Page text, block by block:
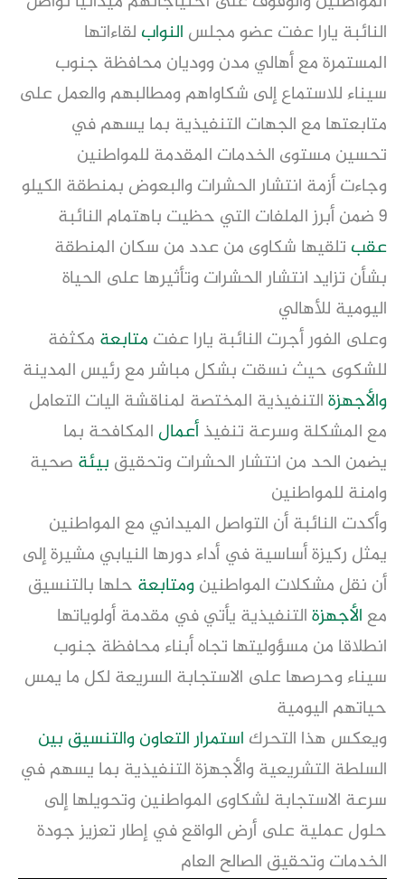
النائبة يارا عفت عضو مجلس النواب لقاءاتها
المستمرة مع أهالي مدن ووديان محافظة جنوب
سيناء للاستماع إلى شكاواهم ومطالبهم والعمل على
متابعتها مع الجهات التنفيذية بما يسهم في
تحسين مستوى الخدمات المقدمة للمواطنين
وجاءت أزمة انتشار الحشرات والبعوض بمنطقة الكيلو
9 ضمن أبرز الملفات التي حظيت باهتمام النائبة
عقب تلقيها شكاوى من عدد من سكان المنطقة
بشأن تزايد انتشار الحشرات وتأثيرها على الحياة
اليومية للأهالي
وعلى الفور أجرت النائبة يارا عفت متابعة مكثفة
للشكوى حيث نسقت بشكل مباشر مع رئيس المدينة
والأجهزةالتنفيذية المختصة لمناقشة اليات التعامل
مع المشكلة وسرعة تنفيذأعمال المكافحة بما
يضمن الحد من انتشار الحشرات وتحقيق بيئة صحية
وامنة للمواطنين
وأكدت النائبة أن التواصل الميداني مع المواطنين
يمثل ركيزة أساسية في أداء دورها النيابي مشيرة إلى
أن نقل مشكلات المواطنينومتابعة حلها بالتنسيق
معالأجهزةالتنفيذية يأتي في مقدمة أولوياتها
انطلاقا من مسؤوليتها تجاه أبناء محافظة جنوب
سيناء وحرصها على الاستجابة السريعة لكل ما يمس
حياتهم اليومية
ويعكس هذا التحرك استمرارالتعاون والتنسيق بين
السلطة التشريعية والأجهزة التنفيذية بما يسهم في
سرعة الاستجابة لشكاوى المواطنين وتحويلها إلى
حلول عملية على أرض الواقع في إطار تعزيز جودة
الخدمات وتحقيق الصالح العام